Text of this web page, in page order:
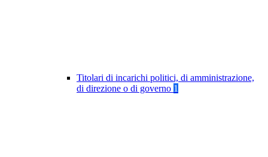
Titolari di incarichi politici, di amministrazione,
di direzione o di governo 1